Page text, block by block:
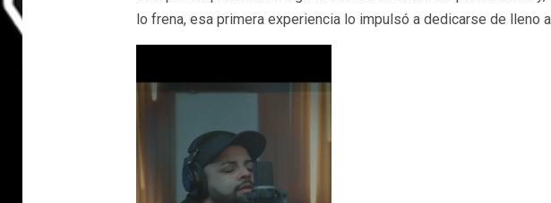
lo frena, esa primera experiencia lo impulsó a dedicarse de lleno